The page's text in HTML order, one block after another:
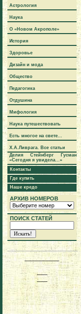
Астрология
Наука
О «Новом Акрополе»
История
Здоровье
Дизайн и мода
Общество
Педагогика
Отдушина
Мифология
Наука путешествовать
Есть многое на свете...
Х.А.Ливрага. Все статьи
Делия Стейнберг Гусман
«Сегодня я увидела...»
Контакты
Где купить
Наше кредо
АРХИВ НОМЕРОВ
ПОИСК СТАТЕЙ
__________
___
___